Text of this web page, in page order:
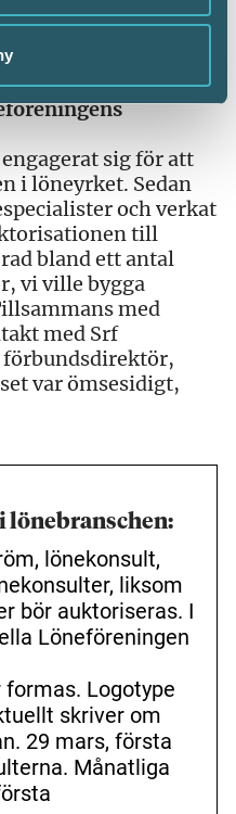
sig för att
i löneyrket. Sedan
och verkat
till
bland ett antal
vi ville bygga
med
med Srf
förbundsdirektör,
var ömsesidigt,
lönekonsult,
liksom
bör auktoriseras. I
Löneföreningen
Logotype
skriver om
29 mars, första
Månat­liga